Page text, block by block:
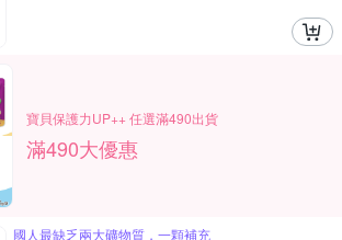
寶貝保護力UP++ 任選滿490出貨
滿490大優惠
國人最缺乏兩大礦物質，一顆補充